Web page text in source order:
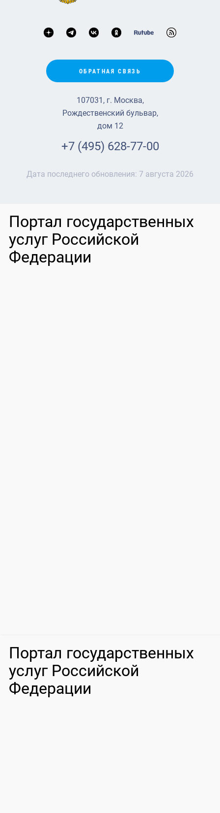
ОБРАТНАЯ СВЯЗЬ
107031, г. Москва,
Рождественский бульвар,
дом 12
+7 (495) 628-77-00
Дата последнего обновления: 7 августа 2026
Портал государственных
услуг Российской
Федерации
Портал государственных
услуг Российской
Федерации